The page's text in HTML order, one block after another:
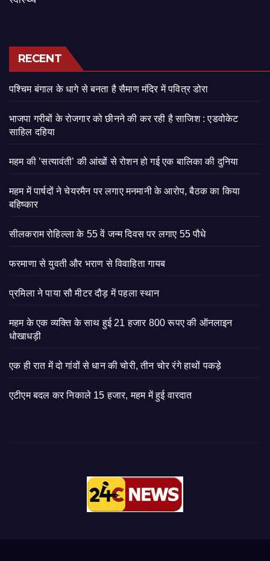
RECENT
पश्चिम बंगाल के धागे से बनता है सैमाण मंदिर में पवित्र डोरा
भाजपा गरीबों के रोजगार को छीनने की कर रही है साजिश : एडवोकेट
साहिल दहिया
महम की ’सत्यावंती’ की आंखों से रोशन हो गई एक बालिका की दुनिया
महम में पार्षदों ने चेयरमैन पर लगाए मनमानी के आरोप, बैठक का किया
बहिष्कार
सीलकराम रोहिल्ला के 55 वें जन्म दिवस पर लगाए 55 पौधे
फरमाणा से युवती और भराण से विवाहिता गायब
प्रमिला ने पाया सौ मीटर दौड़ में पहला स्थान
महम के एक व्यक्ति के साथ हुई 21 हजार 800 रूपए की ऑनलाइन
धोखाधड़ी
एक ही रात में दो गांवों से धान की चोरी, तीन चोर रंगे हाथों पकड़े
एटीएम बदल कर निकाले 15 हजार, महम में हुई वारदात